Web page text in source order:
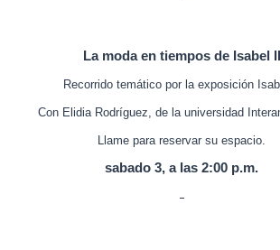
La moda en tiempos de Isabel II
Recorrido temático por la exposición
Con Elidia Rodríguez, de la universidad
Llame para reservar su espacio.
sabado 3, a las 2:00 p.m.